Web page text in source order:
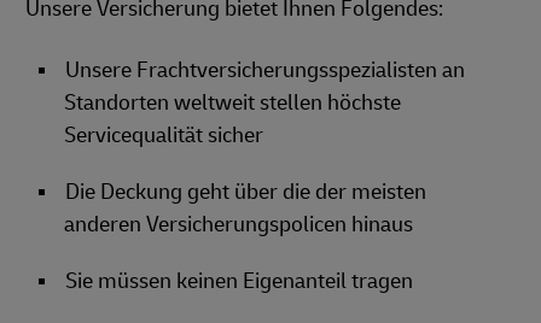
Unsere Versicherung bietet Ihnen Folgendes:
Unsere Frachtversicherungsspezialisten an
Standorten weltweit stellen höchste
Servicequalität sicher
Die Deckung geht über die der meisten
anderen Versicherungspolicen hinaus
Sie müssen keinen Eigenanteil tragen